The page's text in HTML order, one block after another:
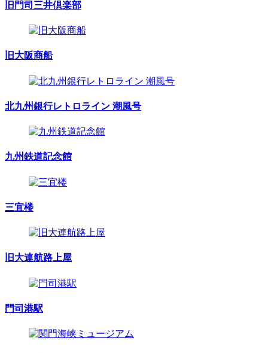
旧門司三井倶楽部
旧大阪商船
北九州銀行レトロライン 潮風号
九州鉄道記念館
三宜楼
旧大連航路上屋
門司港駅